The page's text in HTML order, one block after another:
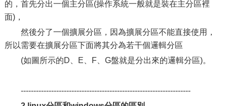
的，首先分出一個主分區(操作系統一般就是裝在主分區裡
面)，
然後分了一個擴展分區，因為擴展分區不能直接使用，
所以需要在擴展分區下面將其分為若干個邏輯分區
(如圖所示的D、E、F、G盤就是分出來的邏輯分區)。
-------------------------------------------------------------------